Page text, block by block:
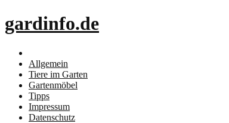
Menu
gardinfo.de
Search
Allgemein
Tiere im Garten
Gartenmöbel
Tipps
Impressum
Datenschutz